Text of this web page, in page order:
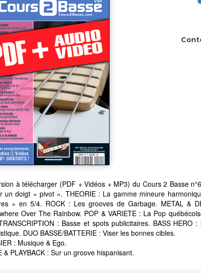
à télécharger (PDF + Vidéos + MP3) du Cours 2 Basse
un doigt « pivot ». THEORIE : La gamme mineure
» en 5/4. ROCK : Les grooves de Garbage. METAL &
Over The Rainbow. POP & VARIETE : La Pop
: Basse et spots publicitaires. BASS HERO
DUO BASSE/BATTERIE : Viser les bonnes cibles.
: Musique & Ego.
& PLAYBACK : Sur un groove hispanisant.